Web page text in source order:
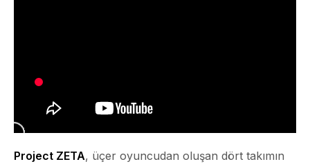
Project ZETA, üçer oyuncudan oluşan dört takımın